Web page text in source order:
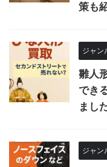
策も
ジャン
雛人
でき
まし
ジャン